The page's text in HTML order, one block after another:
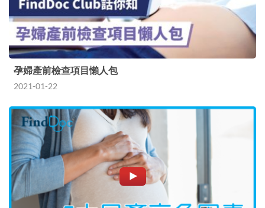
孕婦產前檢查項目懶人包
2021-01-22